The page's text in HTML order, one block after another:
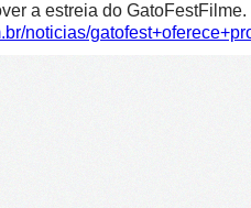
a estreia do GatoFestFilme.
noticias/